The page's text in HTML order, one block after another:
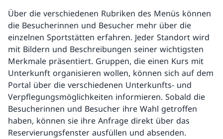
Über die verschiedenen Rubriken des Menüs können
die Besucherinnen und Besucher mehr über die
einzelnen Sportstätten erfahren. Jeder Standort wird
mit Bildern und Beschreibungen seiner wichtigsten
Merkmale präsentiert. Gruppen, die einen Kurs mit
Unterkunft organisieren wollen, können sich auf dem
Portal über die verschiedenen Unterkunfts- und
Verpflegungsmöglichkeiten informieren. Sobald die
Besucherinnen und Besucher ihre Wahl getroffen
haben, können sie ihre Anfrage direkt über das
Reservierungsfenster ausfüllen und absenden.